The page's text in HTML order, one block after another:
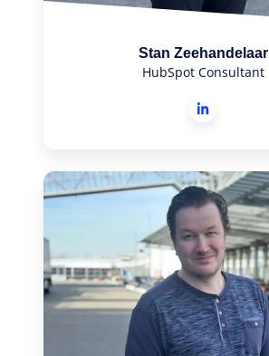
Stan Zeehandelaar
HubSpot Consultant